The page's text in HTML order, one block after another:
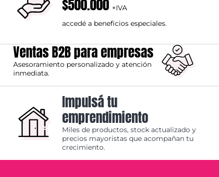
$500.000 +IVA
accedé a beneficios especiales.
Ventas B2B para empresas
Asesoramiento personalizado y atención
inmediata.
Impulsá tu
emprendimiento
Miles de productos, stock actualizado y
precios mayoristas que acompañan tu
crecimiento.